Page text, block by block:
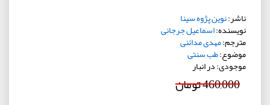
ناشر:نوین پژوه سینا
نویسنده:اسماعیل جرجانی
مترجم:مهدی مدائنی
موضوع:طب سنتی
موجودی: در انبار
460,000 تومان